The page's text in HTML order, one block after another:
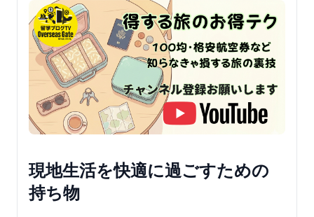
現地生活を快適に過ごすための
持ち物